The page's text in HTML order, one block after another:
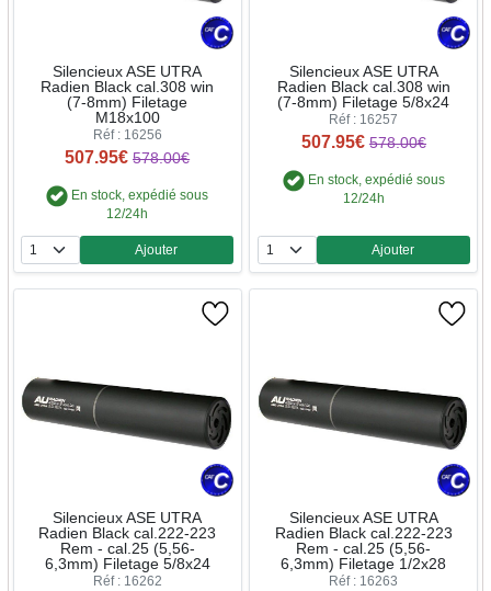
Silencieux ASE UTRA
Radien Black cal.308 win
(7-8mm) Filetage
M18x100
Réf : 16256
507.95€ 578.00€
En stock, expédié sous
12/24h
Quantité
Ajouter
Silencieux ASE UTRA
Radien Black cal.308 win
(7-8mm) Filetage 5/8x24
Réf : 16257
507.95€ 578.00€
En stock, expédié sous
12/24h
Quantité
Ajouter
Silencieux ASE UTRA
Radien Black cal.222-223
Rem - cal.25 (5,56-
6,3mm) Filetage 5/8x24
Réf : 16262
Silencieux ASE UTRA
Radien Black cal.222-223
Rem - cal.25 (5,56-
6,3mm) Filetage 1/2x28
Réf : 16263